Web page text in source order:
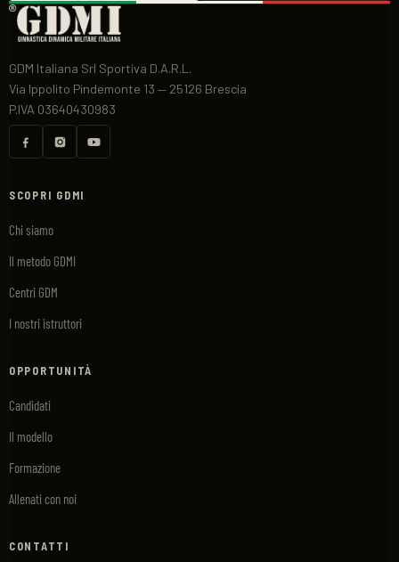
GDM Italiana Srl Sportiva D.A.R.L.
Via Ippolito Pindemonte 13 — 25126 Brescia
P.IVA 03640430983
SCOPRI GDMI
Chi siamo
Il metodo GDMI
Centri GDM
I nostri istruttori
OPPORTUNITÀ
Candidati
Il modello
Formazione
Allenati con noi
CONTATTI